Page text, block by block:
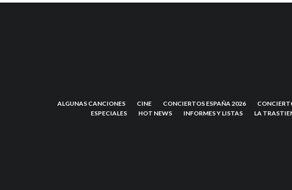
ALGUNAS CANCIONES CINE CONCIERTOS ESPAÑA 2026
ESPECIALES
HOT NEWS INFORMES Y LISTAS LA